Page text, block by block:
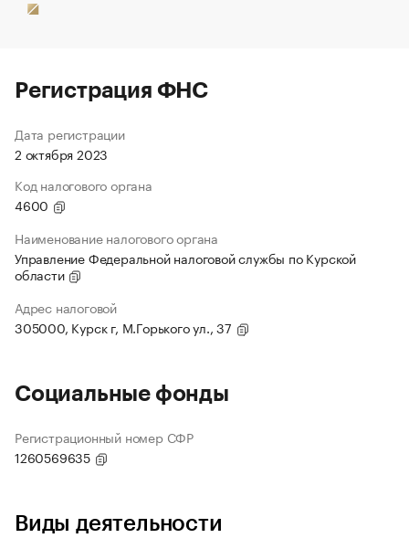
Регистрация ФНС
Дата регистрации
2 октября 2023
Код налогового органа
4600
Наименование налогового органа
Управление Федеральной налоговой службы по Курской
области
Адрес налоговой
305000, Курск г, М.Горького ул., 37
Социальные фонды
Регистрационный номер СФР
1260569635
Виды деятельности